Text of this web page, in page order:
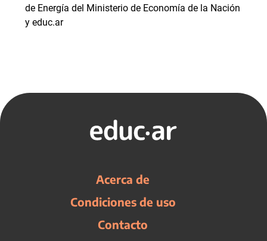
de Energía del Ministerio de Economía de la Nación
y educ.ar
Acerca de
Condiciones de uso
Contacto